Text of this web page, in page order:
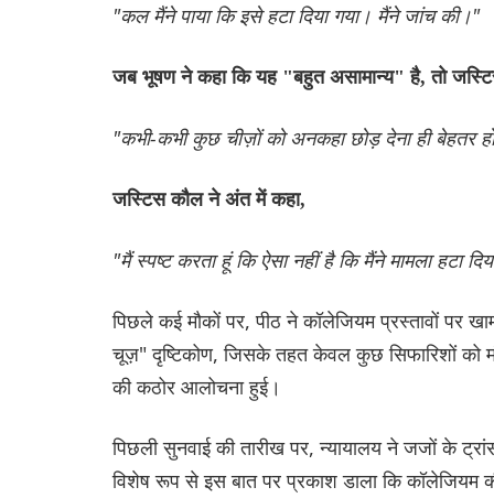
"कल मैंने पाया कि इसे हटा दिया गया। मैंने जांच की।"
जब भूषण ने कहा कि यह "बहुत असामान्य" है, तो
"कभी-कभी कुछ चीज़ों को अनकहा छोड़ देना ही बेहतर
जस्टिस कौल ने अंत में कहा,
"मैं स्पष्ट करता हूं कि ऐसा नहीं है कि मैंने मामला हटा
पिछले कई मौकों पर, पीठ ने कॉलेजियम प्रस्तावों पर
चूज़" दृष्टिकोण, जिसके तहत केवल कुछ सिफारिशों को
की कठोर आलोचना हुई।
पिछली सुनवाई की तारीख पर, न्यायालय ने जजों के
विशेष रूप से इस बात पर प्रकाश डाला कि कॉलेजियम